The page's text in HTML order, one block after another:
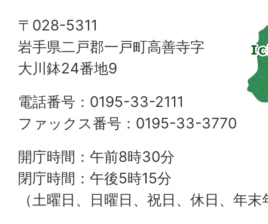
〒028-5311
岩手県二戸郡一戸町高善寺字
大川鉢24番地9
電話番号：0195-33-2111
ファックス番号：0195-33-3770
開庁時間：午前8時30分
閉庁時間：午後5時15分
（土曜日、日曜日、祝日、休日、年